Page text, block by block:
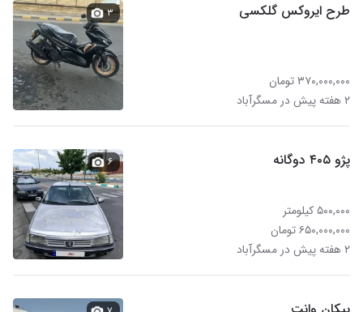
طرح ایروکس گلکسی
۳۷۰,۰۰۰,۰۰۰ تومان
۲ هفته پیش در مسگرآباد
۳
پژو ۴۰۵ دوگانه
۵۰۰,۰۰۰ کیلومتر
۶۵۰,۰۰۰,۰۰۰ تومان
۲ هفته پیش در مسگرآباد
۶